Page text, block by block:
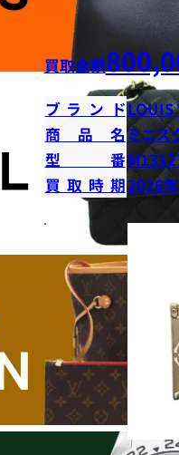
買取金額
ブランドLOUIS
商品名ミニス
型番
買取時期2026